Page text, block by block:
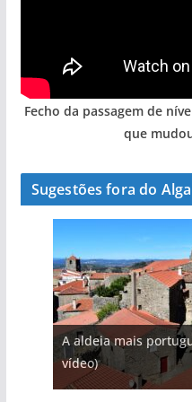
Fecho da passagem de
que
Sugestões fora do
A aldeia mais
vídeo)
A piscina natural
As portas do rio Tejo